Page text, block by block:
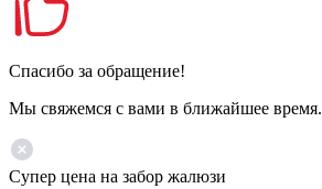
Спасибо за обращение!
Мы свяжемся с вами в ближайшее время.
Супер цена на забор жалюзи